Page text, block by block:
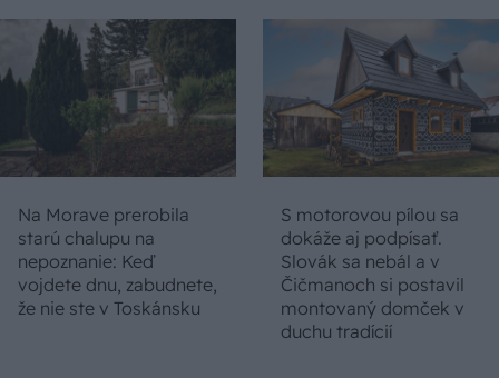
Na Morave prerobila
starú chalupu na
nepoznanie: Keď
vojdete dnu, zabudnete,
že nie ste v Toskánsku
S motorovou pílou sa
dokáže aj podpísať.
Slovák sa nebál a v
Čičmanoch si postavil
montovaný domček v
duchu tradícií